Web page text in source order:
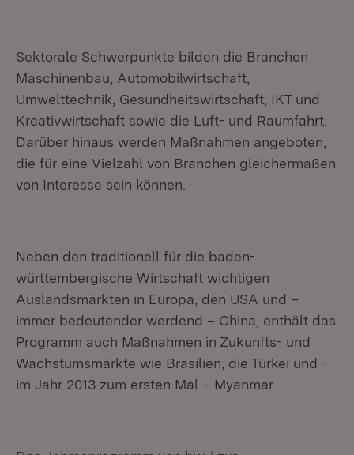
Sektorale Schwerpunkte bilden die Branchen
Maschinenbau, Automobilwirtschaft,
Umwelttechnik, Gesundheitswirtschaft, IKT und
Kreativwirtschaft sowie die Luft- und Raumfahrt.
Darüber hinaus werden Maßnahmen angeboten,
die für eine Vielzahl von Branchen gleichermaßen
von Interesse sein können.
Neben den traditionell für die baden-
württembergische Wirtschaft wichtigen
Auslandsmärkten in Europa, den USA und –
immer bedeutender werdend – China, enthält das
Programm auch Maßnahmen in Zukunfts- und
Wachstumsmärkte wie Brasilien, die Türkei und -
im Jahr 2013 zum ersten Mal – Myanmar.